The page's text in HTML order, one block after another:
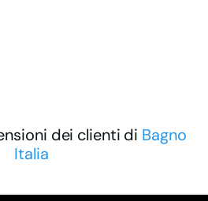
dei clienti di Bagno
Italia